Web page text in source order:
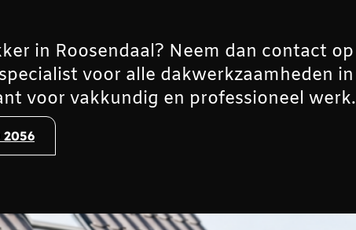
in Roosendaal? Neem dan contact op
voor alle dakwerkzaamheden in
voor vakkundig en professioneel werk.
2056